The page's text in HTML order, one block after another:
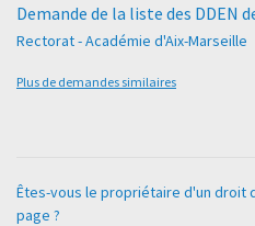
Demande de la liste des DDEN
Rectorat - Académie d'Aix-Marseille
Plus de demandes similaires
Êtes-vous le propriétaire d'un droit
page ?